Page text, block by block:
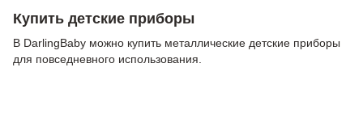
Купить детские приборы
В DarlingBaby можно купить металлические детские приборы
для повседневного использования.